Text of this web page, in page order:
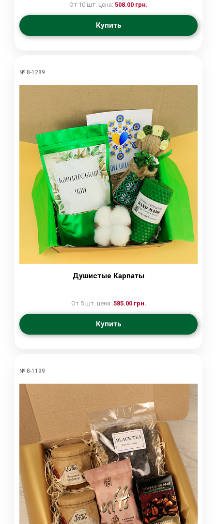
От 10 шт. цена: 508.00 грн.
Купить
№ 8-1289
Душистые Карпаты
От 5 шт. цена: 585.00 грн.
Купить
№ 8-1199